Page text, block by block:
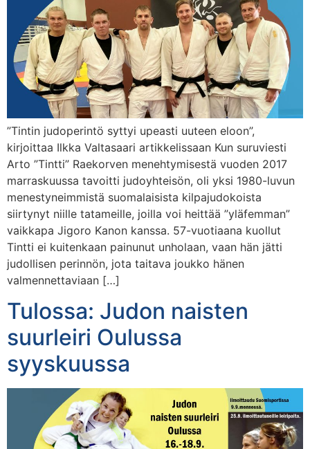
”Tintin judoperintö syttyi upeasti uuteen eloon”,
kirjoittaa Ilkka Valtasaari artikkelissaan Kun suruviesti
Arto ”Tintti” Raekorven menehtymisestä vuoden 2017
marraskuussa tavoitti judoyhteisön, oli yksi 1980-luvun
menestyneimmistä suomalaisista kilpajudokoista
siirtynyt niille tatameille, joilla voi heittää ”yläfemman”
vaikkapa Jigoro Kanon kanssa. 57-vuotiaana kuollut
Tintti ei kuitenkaan painunut unholaan, vaan hän jätti
judollisen perinnön, jota taitava joukko hänen
valmennettaviaan […]
Tulossa: Judon naisten
suurleiri Oulussa
syyskuussa